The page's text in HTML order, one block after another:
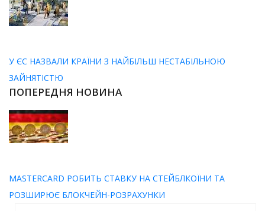
У ЄС НАЗВАЛИ КРАЇНИ З НАЙБІЛЬШ НЕСТАБІЛЬНОЮ
ЗАЙНЯТІСТЮ
ПОПЕРЕДНЯ НОВИНА
MASTERCARD РОБИТЬ СТАВКУ НА СТЕЙБЛКОЇНИ ТА
РОЗШИРЮЄ БЛОКЧЕЙН-РОЗРАХУНКИ